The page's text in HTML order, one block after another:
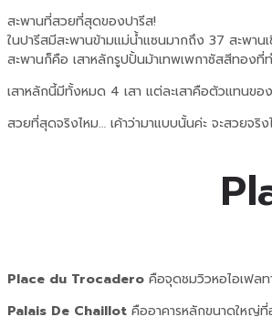
สะพานที่สวยที่สุดของปารีส!
ในปารีสมีสะพานข้ามแม่น้ำแซนมากถึง 37 สะพาน
สะพานก็คือ เสาหลักรูปปั้นม้าเทพเพกาซัสสีทองที่
เสาหลักนี้มีทั้งหมด 4 เสา แต่ละเสาคือตัวแทนขอ
สวยที่สุดจริงไหม… เค้าว่ามาแบบนั้นค่ะ จะสวยจ
Place du Trocadero คือจุดชมวิวหอไอเฟล
Palais De Chaillot คืออาคารหลักขนาดใหญ่